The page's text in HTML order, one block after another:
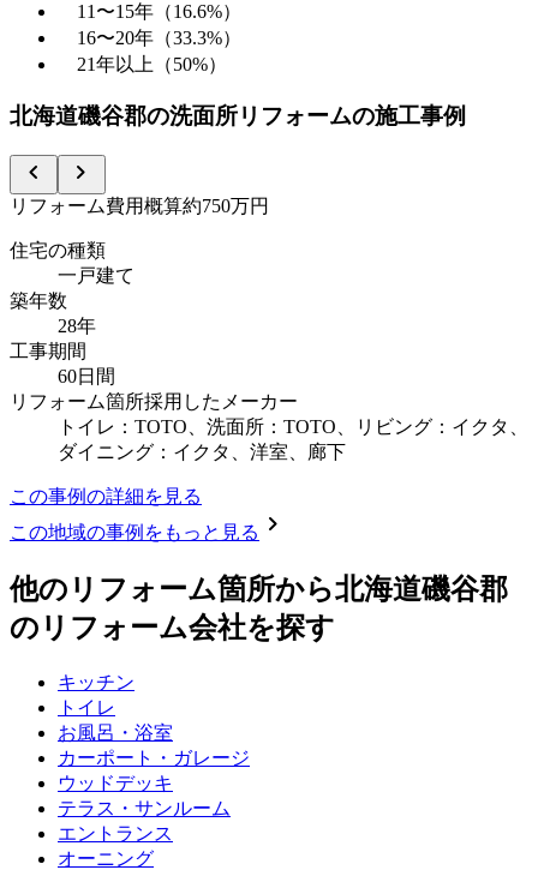
11〜15年 （16.6%）
16〜20年 （33.3%）
21年以上
（50%）
北海道磯谷郡の洗面所リフォームの施工事例
chevron_left chevron_right
リフォーム費用概算約750万円
住宅の種類
一戸建て
築年数
28年
工事期間
60日間
リフォーム箇所採用したメーカー
トイレ：TOTO、洗面所：TOTO、リビング：イクタ、
ダイニング：イクタ、洋室、廊下
この事例の詳細を見る
この地域の事例をもっと見る chevron_right
他のリフォーム箇所から北海道磯谷郡
のリフォーム会社を探す
キッチン
トイレ
お風呂・浴室
カーポート・ガレージ
ウッドデッキ
テラス・サンルーム
エントランス
オーニング